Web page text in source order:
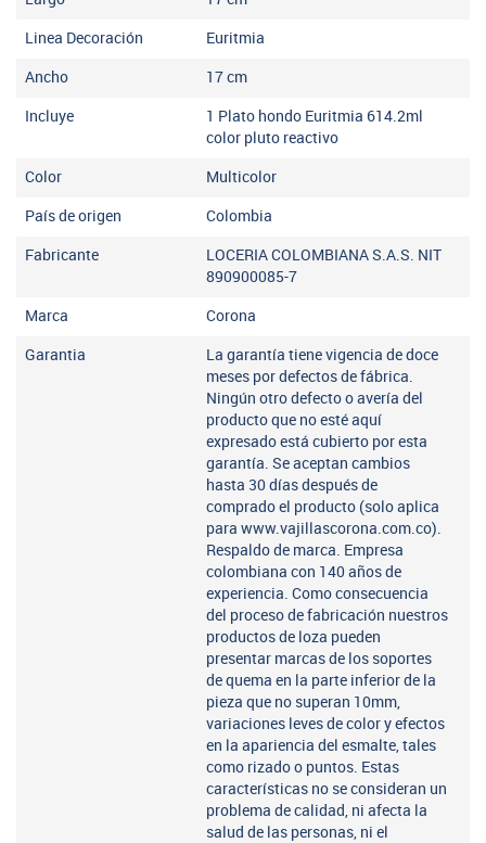
Linea Decoración Euritmia
Ancho 17cm
Incluye
1 Plato hondo Euritmia 614.2ml
color pluto reactivo
Color Multicolor
País de origen Colombia
Fabricante
LOCERIA COLOMBIANA S.A.S. NIT
890900085-7
Marca Corona
Garantia
La garantía tiene vigencia de doce
meses por defectos de fábrica.
Ningún otro defecto o avería del
producto que no esté aquí
expresado está cubierto por esta
garantía. Se aceptan cambios
hasta 30 días después de
comprado el producto (solo aplica
para www.vajillascorona.com.co).
Respaldo de marca. Empresa
colombiana con 140 años de
experiencia. Como consecuencia
del proceso de fabricación nuestros
productos de loza pueden
presentar marcas de los soportes
de quema en la parte inferior de la
pieza que no superan 10mm,
variaciones leves de color y efectos
en la apariencia del esmalte, tales
como rizado o puntos. Estas
características no se consideran un
problema de calidad, ni afecta la
salud de las personas, ni el